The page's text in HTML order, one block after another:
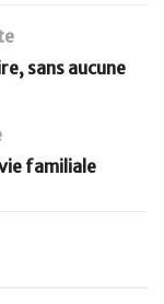
sans aucune
familiale